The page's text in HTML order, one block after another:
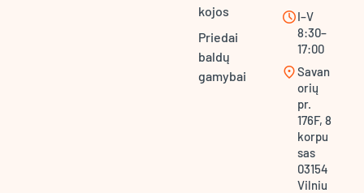
kojos
Priedai
baldų
gamybai
scheduleI–V
8:30–
17:00
location_onSavan
orių
pr.
176F, 8
korpu
sas
03154
Vilniu